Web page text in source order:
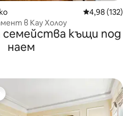
Средна
4,98 (132)
в Кау Холоу
къщи под
наем
гостите